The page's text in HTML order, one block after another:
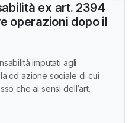
ex art. 2394
operazioni dopo il
imputati agli
cd azione sociale di cui
che ai sensi dell’art.